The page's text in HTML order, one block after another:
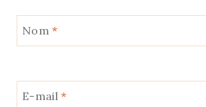
Nom*
E-mail*